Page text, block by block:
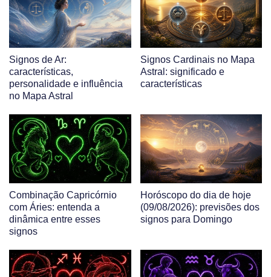
Signos de Ar:
características,
personalidade e influência
no Mapa Astral
Signos Cardinais no Mapa
Astral: significado e
características
Combinação Capricórnio
com Áries: entenda a
dinâmica entre esses
signos
Horóscopo do dia de hoje
(09/08/2026): previsões dos
signos para Domingo